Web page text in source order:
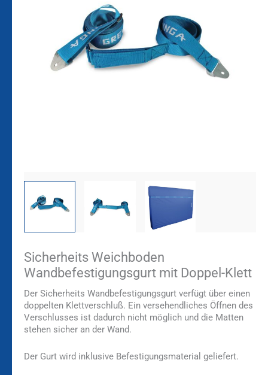
Sicherheits Weichboden
Wandbefestigungsgurt mit Doppel-Klett
Der Sicherheits Wandbefestigungsgurt verfügt über einen
doppelten Klettverschluß. Ein versehendliches Öffnen des
Verschlusses ist dadurch nicht möglich und die Matten
stehen sicher an der Wand.
Der Gurt wird inklusive Befestigungsmaterial geliefert.